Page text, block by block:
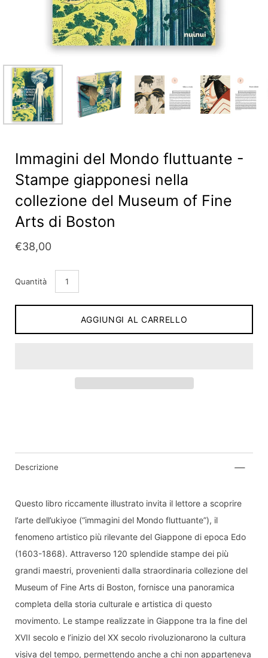
Immagini del Mondo fluttuante -
Stampe giapponesi nella
collezione del Museum of Fine
Arts di Boston
€38,00
Quantità
AGGIUNGI AL CARRELLO
sulla privacy.
Descrizione
Questo libro riccamente illustrato invita il lettore a scoprire
l’arte dell’ukiyoe (“immagini del Mondo fluttuante”), il
fenomeno artistico più rilevante del Giappone di epoca Edo
(1603-1868). Attraverso 120 splendide stampe dei più
grandi maestri, provenienti dalla straordinaria collezione del
Museum of Fine Arts di Boston, fornisce una panoramica
completa della storia culturale e artistica di questo
movimento. Le stampe realizzate in Giappone tra la fine del
XVII secolo e l’inizio del XX secolo rivoluzionarono la cultura
visiva del tempo, permettendo anche a chi non apparteneva